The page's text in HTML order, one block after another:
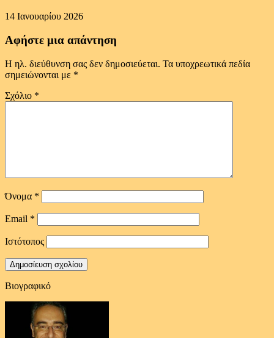
14 Ιανουαρίου 2026
Αφήστε μια απάντηση
Η ηλ. διεύθυνση σας δεν δημοσιεύεται. Τα υποχρεωτικά πεδία
σημειώνονται με *
Σχόλιο *
Όνομα *
Email *
Ιστότοπος
Βιογραφικό